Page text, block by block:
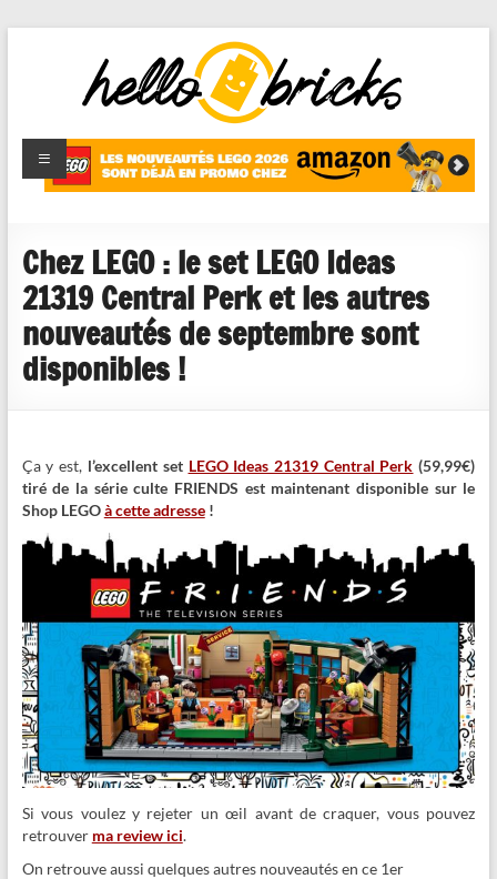
HelloBricks
Blog LEGO,
nouveaut�s
reviews
Chez LEGO : le set LEGO Ideas
21319 Central Perk et les autres
nouveautés de septembre sont
disponibles !
Ça y est, l’excellent set LEGO Ideas 21319 Central Perk (59,99€)
tiré de la série culte FRIENDS est maintenant disponible sur le
Shop LEGOà cette adresse!
Si vous voulez y rejeter un œil avant de craquer, vous pouvez
retrouver ma review ici.
On retrouve aussi quelques autres nouveautés en ce 1er